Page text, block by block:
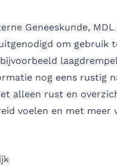
Geneeskunde, MDL
om gebruik
nog eens rustig
alleen rust en
voelen en met meer